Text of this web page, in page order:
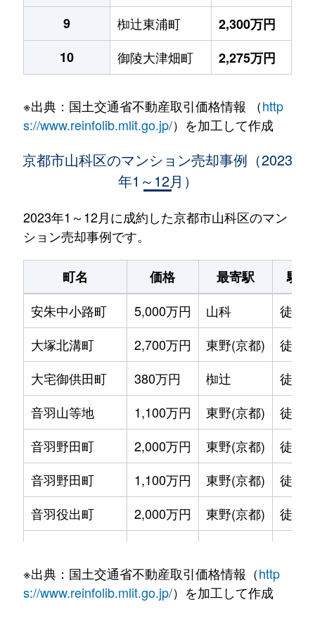
9
椥辻東浦町
2,300万円
10
御陵大津畑町 2,275万円
※出典：国土交通省不動産取引価格情報 （http
s://www.reinfolib.mlit.go.jp/）を加工して作成
京都市山科区のマンション売却事例（2023
年1～12月）
2023年1～12月に成約した京都市山科区のマン
ション売却事例です。
町名 価格 最寄駅
駅
安朱中小路町
5,000万円 山科
徒歩
大塚北溝町
2,700万円 東野(京都)
徒歩
大宅御供田町
380万円 椥辻
徒歩
音羽山等地
1,100万円 東野(京都)
徒歩
音羽野田町
2,000万円 東野(京都)
徒歩
音羽野田町
1,100万円 東野(京都)
徒歩
音羽役出町
2,000万円 東野(京都)
徒歩
上花山桜谷
1,700万円 東野(京都)
徒歩
※出典：国土交通省不動産取引価格情報（http
s://www.reinfolib.mlit.go.jp/）を加工して作成